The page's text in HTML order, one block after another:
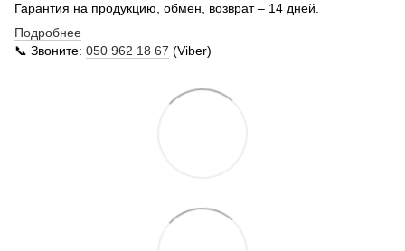
Гарантия на продукцию, обмен, возврат – 14 дней.
Подробнее
📞 Звоните: 050 962 18 67 (Viber)